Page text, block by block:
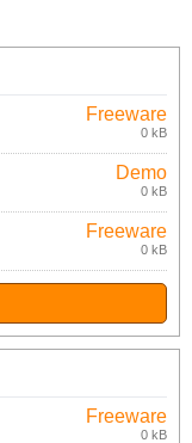
Freeware
0 kB
Demo
0 kB
Freeware
0 kB
Freeware
0 kB